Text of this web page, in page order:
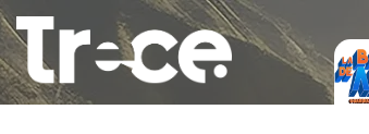
Saltar
al
contenido